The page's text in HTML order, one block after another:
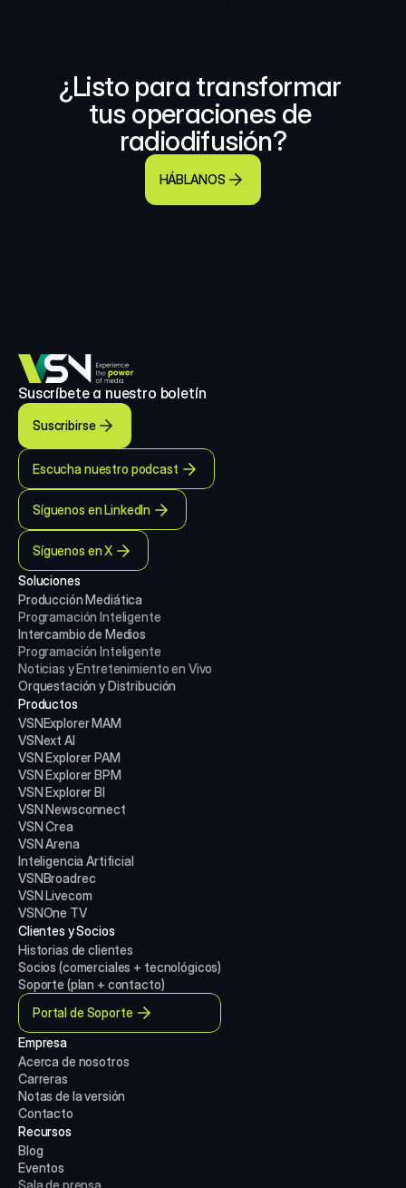
¿Listo para transformar
tus operaciones de
radiodifusión?
HÁBLANOS
Suscríbete a nuestro boletín
Suscribirse
Escucha nuestro podcast
Síguenos en LinkedIn
Síguenos en X
Soluciones
Producción Mediática
Programación Inteligente
Intercambio de Medios
Programación Inteligente
Noticias y Entretenimiento en Vivo
Orquestación y Distribución
Productos
VSNExplorer MAM
VSNext AI
VSN Explorer PAM
VSN Explorer BPM
VSN Explorer BI
VSN Newsconnect
VSN Crea
VSN Arena
Inteligencia Artificial
VSNBroadrec
VSN Livecom
VSNOne TV
Clientes y Socios
Historias de clientes
Socios (comerciales + tecnológicos)
Soporte (plan + contacto)
Portal de Soporte
Empresa
Acerca de nosotros
Carreras
Notas de la versión
Contacto
Recursos
Blog
Eventos
Sala de prensa